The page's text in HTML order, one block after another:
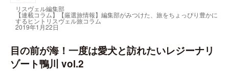
リスヴェル編集部
【連載コラム】【厳選旅情報】編集部がみつけた、旅をちょっぴり豊かに
するヒント リスヴェル旅コラム
2019年1月22日
目の前が海！一度は愛犬と訪れたいレジーナリ
ゾート鴨川 vol.2